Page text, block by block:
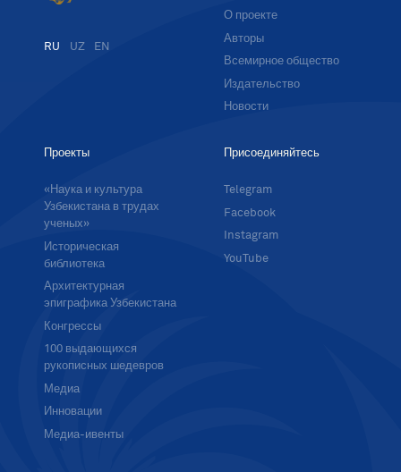
RU UZ EN
О проекте
Авторы
Всемирное общество
Издательство
Новости
Проекты
«Наука и культура
Узбекистана в трудах
ученых»
Историческая
библиотека
Архитектурная
эпиграфика Узбекистана
Конгрессы
100 выдающихся
рукописных шедевров
Медиа
Инновации
Медиа-ивенты
Присоединяйтесь
Telegram
Facebook
Instagram
YouTube